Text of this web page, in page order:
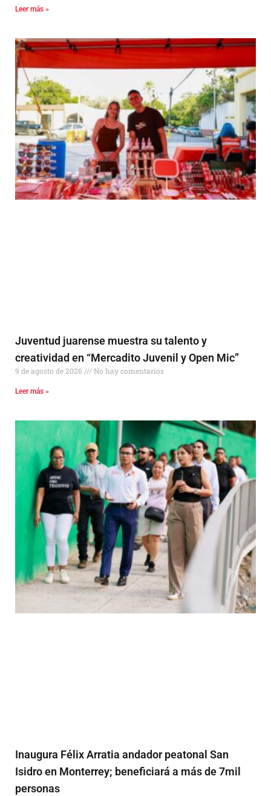
Leer más »
Juventud juarense muestra su talento y
creatividad en “Mercadito Juvenil y Open Mic”
9 de agosto de 2026 No hay comentarios
Leer más »
Inaugura Félix Arratia andador peatonal San
Isidro en Monterrey; beneficiará a más de 7mil
personas